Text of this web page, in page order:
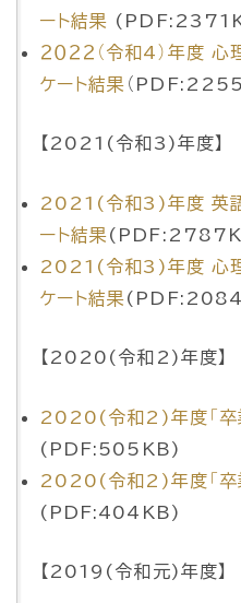
ート結果
２０２２（令和4）年度
ケート結果 （
【2021(令和3)年度】
2021(令和3)年度 英語
ート結果
2021 (令和3)年度 心
ケート結果
【2020(令和2)年度】
2020(令和2)年度「卒
(PDF:505KB)
2020(令和2)年度「卒
(PDF:404KB)
【2019(令和元)年度】